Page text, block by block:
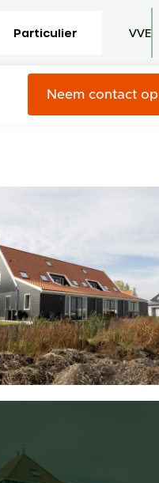
Particulier
VVE
Neem contact op